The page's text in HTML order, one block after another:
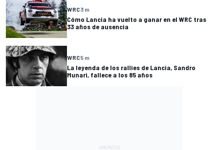
WRC3 m
Cómo Lancia ha vuelto a ganar en el WRC tras
33 años de ausencia
WRC5 m
La leyenda de los rallies de Lancia, Sandro
Munari, fallece a los 85 años